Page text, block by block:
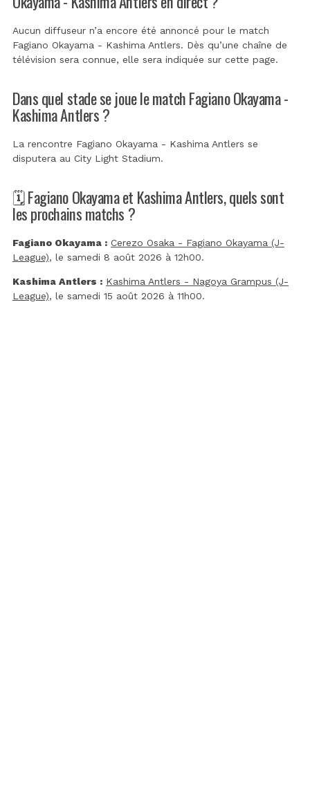
Aucun diffuseur n’a encore été annoncé pour le match
Fagiano Okayama - Kashima Antlers. Dès qu’une chaîne de
télévision sera connue, elle sera indiquée sur cette page.
Dans quel stade se joue le match Fagiano Okayama -
Kashima Antlers ?
La rencontre Fagiano Okayama - Kashima Antlers se
disputera au City Light Stadium.
🗓️ Fagiano Okayama et Kashima Antlers, quels sont
les prochains matchs ?
Fagiano Okayama : Cerezo Osaka - Fagiano Okayama (J-
League), le samedi 8 août 2026 à 12h00.
Kashima Antlers : Kashima Antlers - Nagoya Grampus (J-
League), le samedi 15 août 2026 à 11h00.